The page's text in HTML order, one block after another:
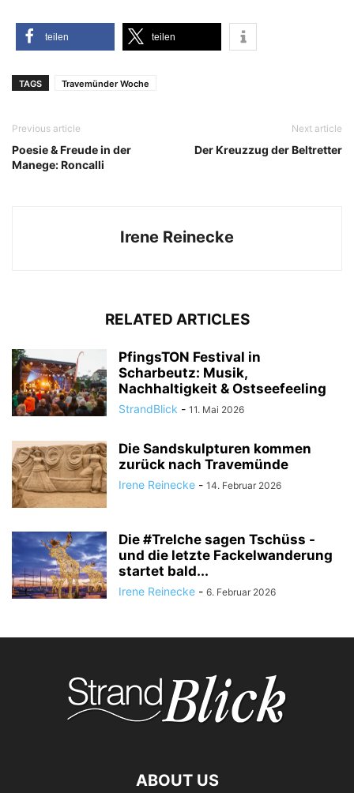
tei­len tei­len
TAGS Travemünder Woche
Previous article
Poesie & Freude in der
Manege: Roncalli
Next article
Der Kreuzzug der Beltretter
Irene Reinecke
RELATED ARTICLES
PfingsTON Festival in
Scharbeutz: Musik,
Nachhaltigkeit & Ostseefeeling
StrandBlick - 11. Mai 2026
Die Sandskulpturen kommen
zurück nach Travemünde
Irene Reinecke - 14. Februar 2026
Die #Trelche sagen Tschüss -
und die letzte Fackelwanderung
startet bald...
Irene Reinecke - 6. Februar 2026
ABOUT US